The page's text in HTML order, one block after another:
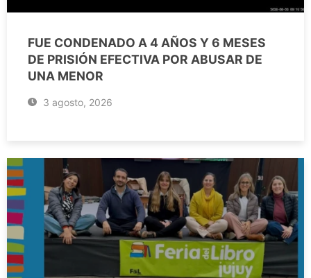
FUE CONDENADO A 4 AÑOS Y 6 MESES
DE PRISIÓN EFECTIVA POR ABUSAR DE
UNA MENOR
3 agosto, 2026